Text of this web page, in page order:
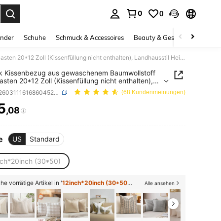
0 0
Schuhe Schmuck & Accessoires Beauty & Gesundheit
1 Stück Kissenbezug aus gewaschenem Baumwollstoff mit Quasten 20*12 Zoll (Kissenfüllung nicht enthalten), Landhausstil Heimdekoration, vielseitig einsetzbar für Schlafzimmer, Wohnzimmer, Balkon, Esszimmer, Sofa, Bett Kissen
Kissenbezug aus gewaschenem Baumwollstoff
20*12 Zoll (Kissenfüllung nicht enthalten),
Heimdekoration, vielseitig einsetzbar für
Wohnzimmer, Balkon, Esszimmer, Sofa,
SKU: sf260311161686045203875 (68 Kundenmeinungen)
AND AVAILABILITY
,08
US Standard
(30*50)
vorrätige Artikel in '12inch*20inch (30*50) ' anzeigenAlle ansehen